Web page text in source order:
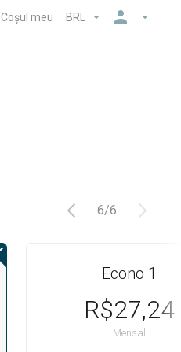
Coșul meu BRL
6/6
Econo 1
R$27,24
Mensal